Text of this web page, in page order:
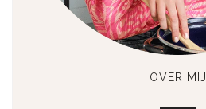
OVER MIJ